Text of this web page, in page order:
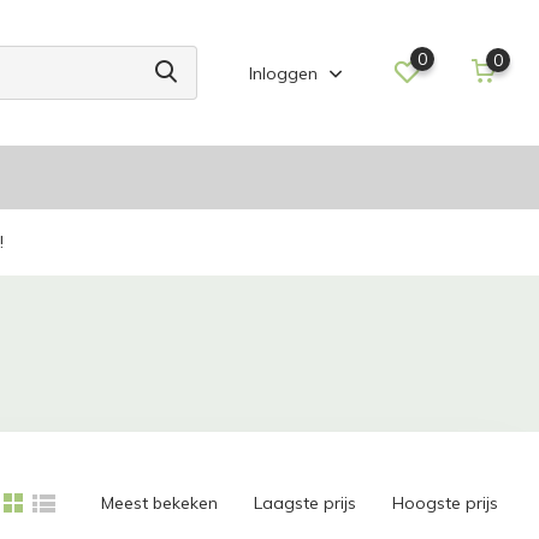
Inloggen
0 0
Meest bekeken Laagste prijs Hoogste prijs